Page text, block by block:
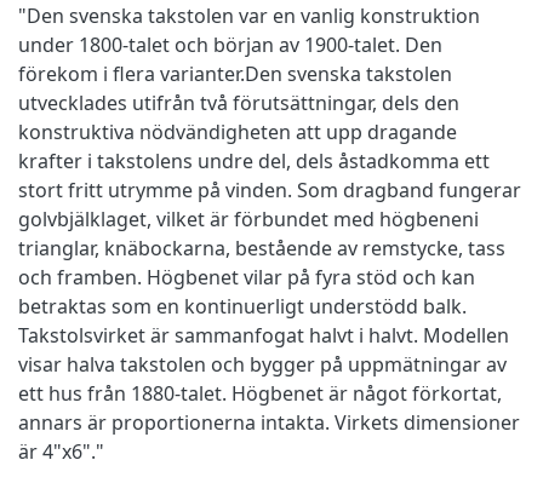
"Den svenska takstolen var en vanlig konstruktion
under 1800-talet och början av 1900-talet. Den
förekom i flera varianter.Den svenska takstolen
utvecklades utifrån två förutsättningar, dels den
konstruktiva nödvändigheten att upp dragande
krafter i takstolens undre del, dels åstadkomma ett
stort fritt utrymme på vinden. Som dragband fungerar
golvbjälklaget, vilket är förbundet med högbeneni
trianglar, knäbockarna, bestående av remstycke, tass
och framben. Högbenet vilar på fyra stöd och kan
betraktas som en kontinuerligt understödd balk.
Takstolsvirket är sammanfogat halvt i halvt. Modellen
visar halva takstolen och bygger på uppmätningar av
ett hus från 1880-talet. Högbenet är något förkortat,
annars är proportionerna intakta. Virkets dimensioner
är 4"x6"."